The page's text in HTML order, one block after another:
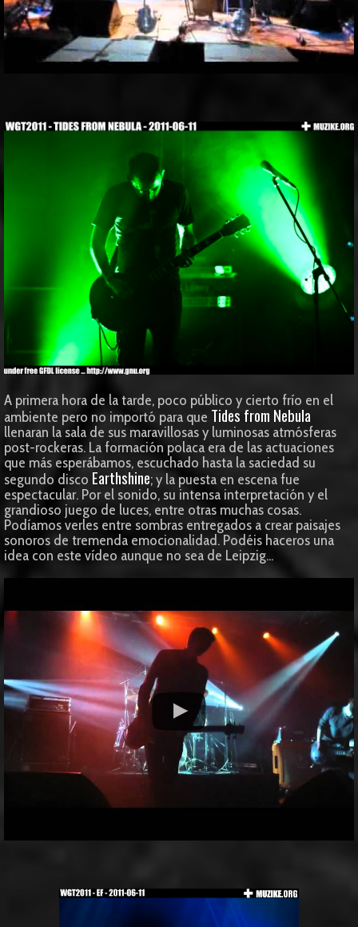
A primera hora de la tarde, poco público y cierto frío en el
ambiente pero no importó para que Tides from Nebula
llenaran la sala de sus maravillosas y luminosas atmósferas
post-rockeras. La formación polaca era de las actuaciones
que más esperábamos, escuchado hasta la saciedad su
segundo disco Earthshine; y la puesta en escena fue
espectacular. Por el sonido, su intensa interpretación y el
grandioso juego de luces, entre otras muchas cosas.
Podíamos verles entre sombras entregados a crear paisajes
sonoros de tremenda emocionalidad. Podéis haceros una
idea con este vídeo aunque no sea de Leipzig...